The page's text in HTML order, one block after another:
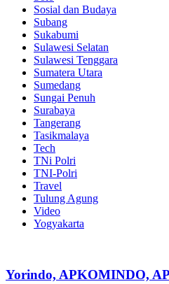
Sosial dan Budaya
Subang
Sukabumi
Sulawesi Selatan
Sulawesi Tenggara
Sumatera Utara
Sumedang
Sungai Penuh
Surabaya
Tangerang
Tasikmalaya
Tech
TNi Polri
TNI-Polri
Travel
Tulung Agung
Video
Yogyakarta
Yorindo, APKOMINDO,